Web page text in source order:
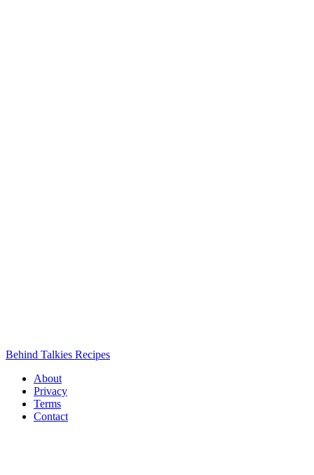
Behind Talkies Recipes
About
Privacy
Terms
Contact